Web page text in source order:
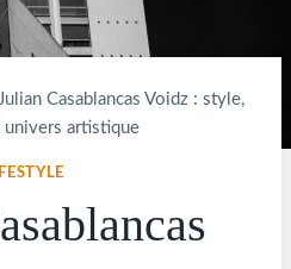
Julian Casablancas Voidz : style,
univers artistique